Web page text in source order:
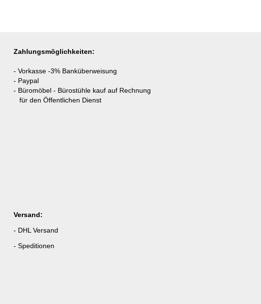
Zahlungsmöglichkeiten:
- Vorkasse -3% Banküberweisung
- Paypal
- Büromöbel - Bürostühle kauf auf Rechnung
für den Öffentlichen Dienst
Versand:
- DHL Versand
- Speditionen